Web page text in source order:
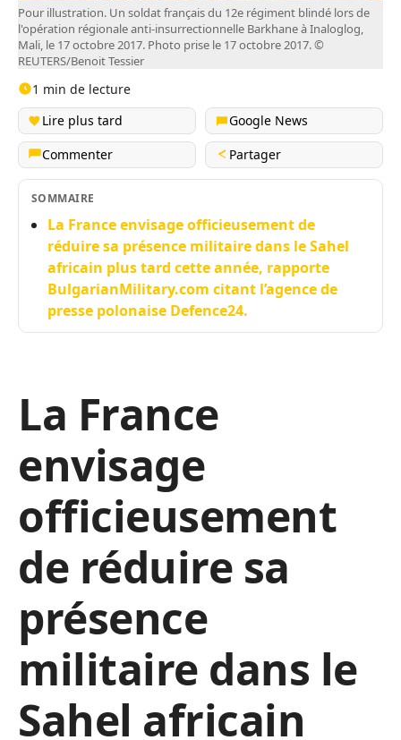
Pour illustration. Un soldat français du 12e régiment blindé lors de
l'opération régionale anti-insurrectionnelle Barkhane à Inaloglog,
Mali, le 17 octobre 2017. Photo prise le 17 octobre 2017. ©
REUTERS/Benoit Tessier
1 min de lecture
Lire plus tard
Google News
Commenter
Partager
SOMMAIRE
La France envisage officieusement de
réduire sa présence militaire dans le Sahel
africain plus tard cette année, rapporte
BulgarianMilitary.com citant l’agence de
presse polonaise Defence24.
La France
envisage
officieusement
de réduire sa
présence
militaire dans le
Sahel africain